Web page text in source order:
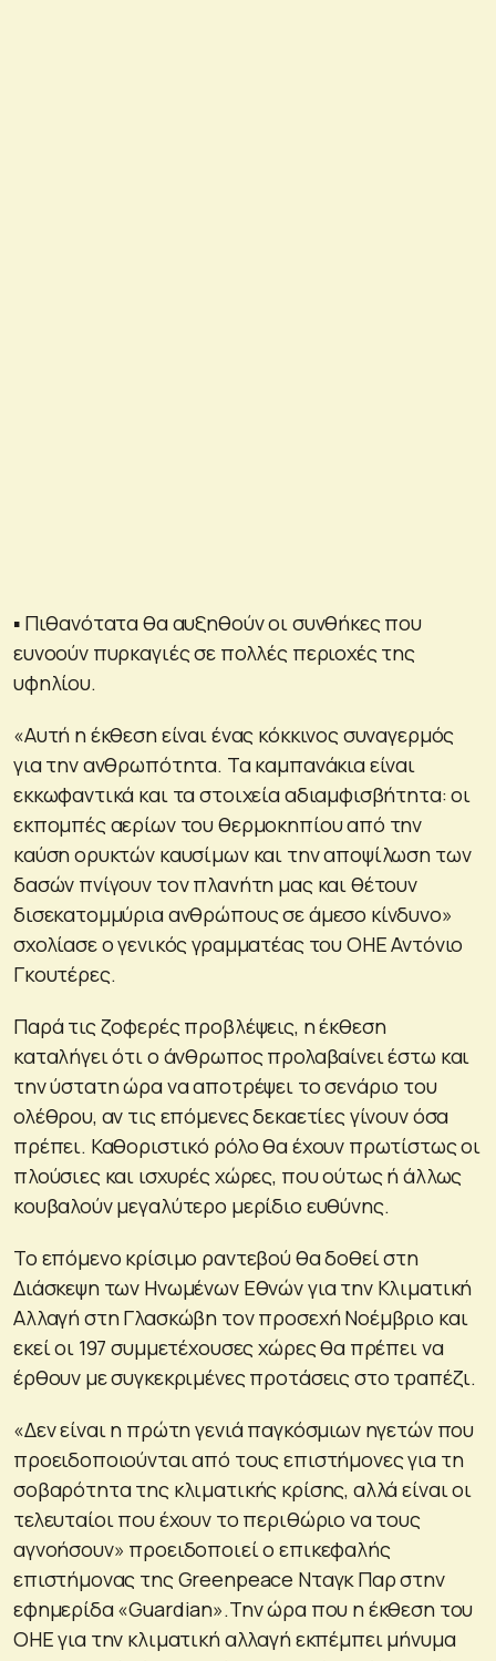
▪ Πιθανότατα θα αυξηθούν οι συνθήκες που
ευνοούν πυρκαγιές σε πολλές περιοχές της
υφηλίου.
«Αυτή η έκθεση είναι ένας κόκκινος συναγερμός
για την ανθρωπότητα. Τα καμπανάκια είναι
εκκωφαντικά και τα στοιχεία αδιαμφισβήτητα: οι
εκπομπές αερίων του θερμοκηπίου από την
καύση ορυκτών καυσίμων και την αποψίλωση των
δασών πνίγουν τον πλανήτη μας και θέτουν
δισεκατομμύρια ανθρώπους σε άμεσο κίνδυνο»
σχολίασε ο γενικός γραμματέας του ΟΗΕ Αντόνιο
Γκουτέρες.
Παρά τις ζοφερές προβλέψεις, η έκθεση
καταλήγει ότι ο άνθρωπος προλαβαίνει έστω και
την ύστατη ώρα να αποτρέψει το σενάριο του
ολέθρου, αν τις επόμενες δεκαετίες γίνουν όσα
πρέπει. Καθοριστικό ρόλο θα έχουν πρωτίστως οι
πλούσιες και ισχυρές χώρες, που ούτως ή άλλως
κουβαλούν μεγαλύτερο μερίδιο ευθύνης.
Το επόμενο κρίσιμο ραντεβού θα δοθεί στη
Διάσκεψη των Ηνωμένων Εθνών για την Κλιματική
Αλλαγή στη Γλασκώβη τον προσεχή Νοέμβριο και
εκεί οι 197 συμμετέχουσες χώρες θα πρέπει να
έρθουν με συγκεκριμένες προτάσεις στο τραπέζι.
«Δεν είναι η πρώτη γενιά παγκόσμιων ηγετών που
προειδοποιούνται από τους επιστήμονες για τη
σοβαρότητα της κλιματικής κρίσης, αλλά είναι οι
τελευταίοι που έχουν το περιθώριο να τους
αγνοήσουν» προειδοποιεί ο επικεφαλής
επιστήμονας της Greenpeace Nταγκ Παρ στην
εφημερίδα «Guardian».Την ώρα που η έκθεση του
ΟΗΕ για την κλιματική αλλαγή εκπέμπει μήνυμα